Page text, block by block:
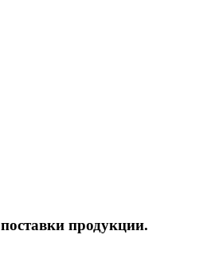
продукции.